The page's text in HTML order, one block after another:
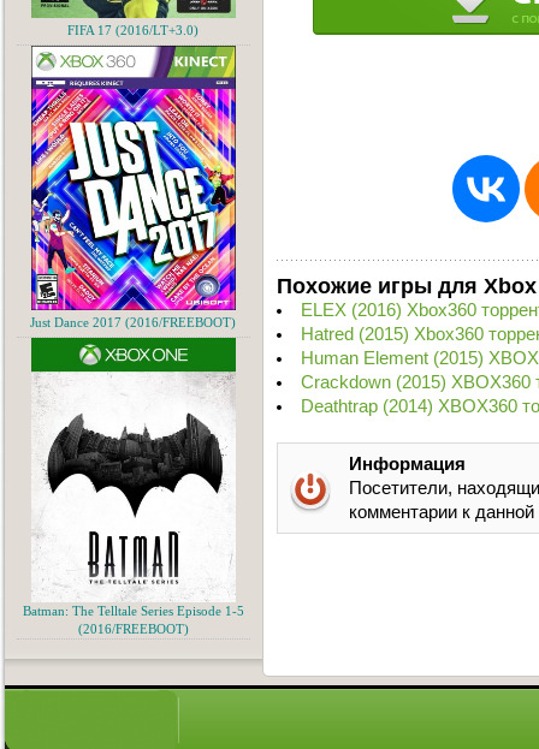
Похожие игры для Xbox
ELEX (2016) Xbox360
Hatred (2015) Xbox360
Human Element (2015)
Crackdown (2015) XBOX360
Deathtrap (2014) XBOX360
Информация
Посетители,
комментарии к
FIFA 17 (2016/LT+3.0)
Just Dance 2017 (2016/FREEBOOT)
Batman: The Telltale Series Episode 1-5
(2016/FREEBOOT)